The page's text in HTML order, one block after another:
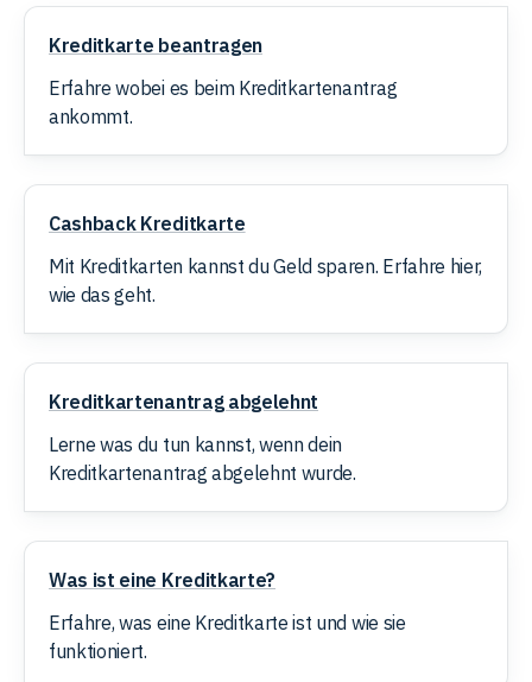
Krypto
Banking
Trading
Rohstoffe
Finanzen
Anleihen
Kreditkarte
beantragen
Kreditkarte beantragen
Erfahre wobei es beim Kreditkartenantrag
ankommt.
Cashback
Kreditkarte
Cashback Kreditkarte
Mit Kreditkarten kannst du Geld sparen. Erfahre hier,
wie das geht.
Kreditkartenantrag
abgelehnt
Kreditkartenantrag abgelehnt
Lerne was du tun kannst, wenn dein
Kreditkartenantrag abgelehnt wurde.
Was
eine
Kreditkarte?
Was ist eine Kreditkarte?
Erfahre, was eine Kreditkarte ist und wie sie
funktioniert.